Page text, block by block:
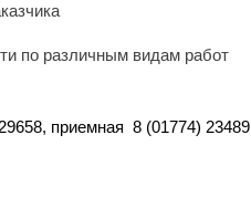
по различным видам работ
приемная 8 (01774) 23489